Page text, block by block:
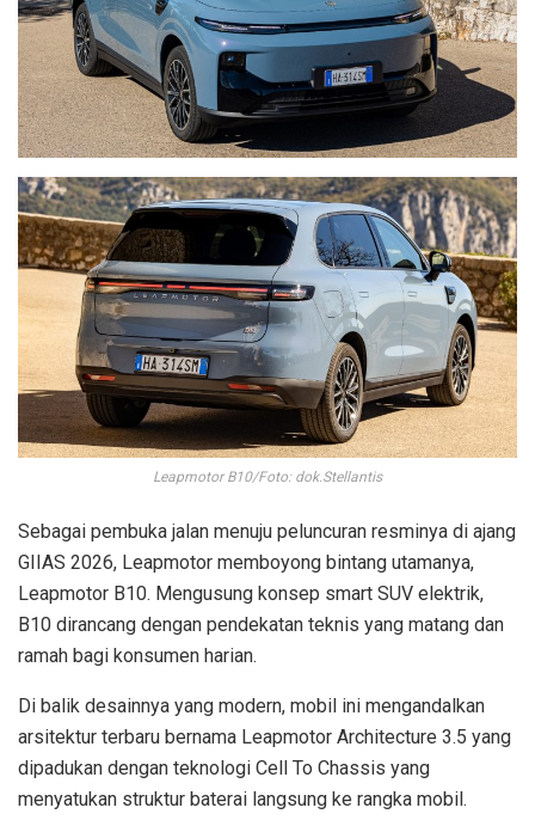
Leapmotor B10/Foto: dok.Stellantis
Sebagai pembuka jalan menuju peluncuran resminya di ajang
GIIAS 2026, Leapmotor memboyong bintang utamanya,
Leapmotor B10. Mengusung konsep smart SUV elektrik,
B10 dirancang dengan pendekatan teknis yang matang dan
ramah bagi konsumen harian.
Di balik desainnya yang modern, mobil ini mengandalkan
arsitektur terbaru bernama Leapmotor Architecture 3.5 yang
dipadukan dengan teknologi Cell To Chassis yang
menyatukan struktur baterai langsung ke rangka mobil.